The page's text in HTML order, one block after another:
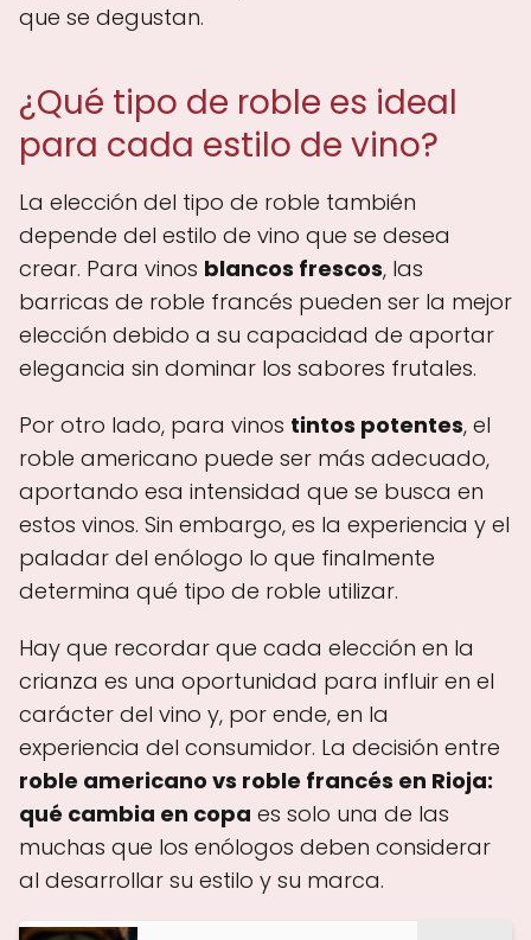
que se degustan.
¿Qué tipo de roble es ideal
para cada estilo de vino?
La elección del tipo de roble también
depende del estilo de vino que se desea
crear. Para vinos blancos frescos, las
barricas de roble francés pueden ser la mejor
elección debido a su capacidad de aportar
elegancia sin dominar los sabores frutales.
Por otro lado, para vinos tintos potentes, el
roble americano puede ser más adecuado,
aportando esa intensidad que se busca en
estos vinos. Sin embargo, es la experiencia y el
paladar del enólogo lo que finalmente
determina qué tipo de roble utilizar.
Hay que recordar que cada elección en la
crianza es una oportunidad para influir en el
carácter del vino y, por ende, en la
experiencia del consumidor. La decisión entre
roble americano vs roble francés en Rioja:
qué cambia en copa es solo una de las
muchas que los enólogos deben considerar
al desarrollar su estilo y su marca.